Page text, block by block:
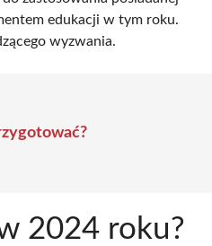
edukacji w tym roku.
wyzwania.
2024 roku?